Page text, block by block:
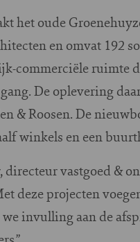
het oude
en omvat 192
commerciële ruimte
De oplevering
& Roosen. De
winkels en een
directeur vastgoed &
deze projecten
we invulling aan de